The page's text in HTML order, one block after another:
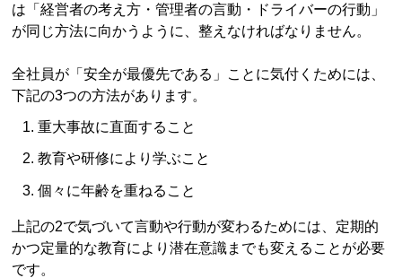
は「経営者の考え方・管理者の言動・ドライバーの行動」
が同じ方法に向かうように、整えなければなりません。
全社員が「安全が最優先である」ことに気付くためには、
下記の3つの方法があります。
重大事故に直面すること
教育や研修により学ぶこと
個々に年齢を重ねること
上記の2で気づいて言動や行動が変わるためには、定期的
かつ定量的な教育により潜在意識までも変えることが必要
です。